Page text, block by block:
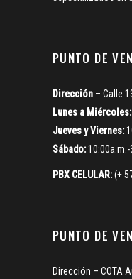
PUNTO DE
Dirección – Calle
Lunes a Miércoles:
Jueves y Viernes:
Sábado:10:00a.m.-
PBX CELULAR:(+
PUNTO DE
Dirección – COTA